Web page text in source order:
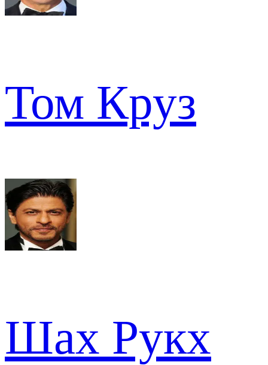
Том Круз
Шах Рукх